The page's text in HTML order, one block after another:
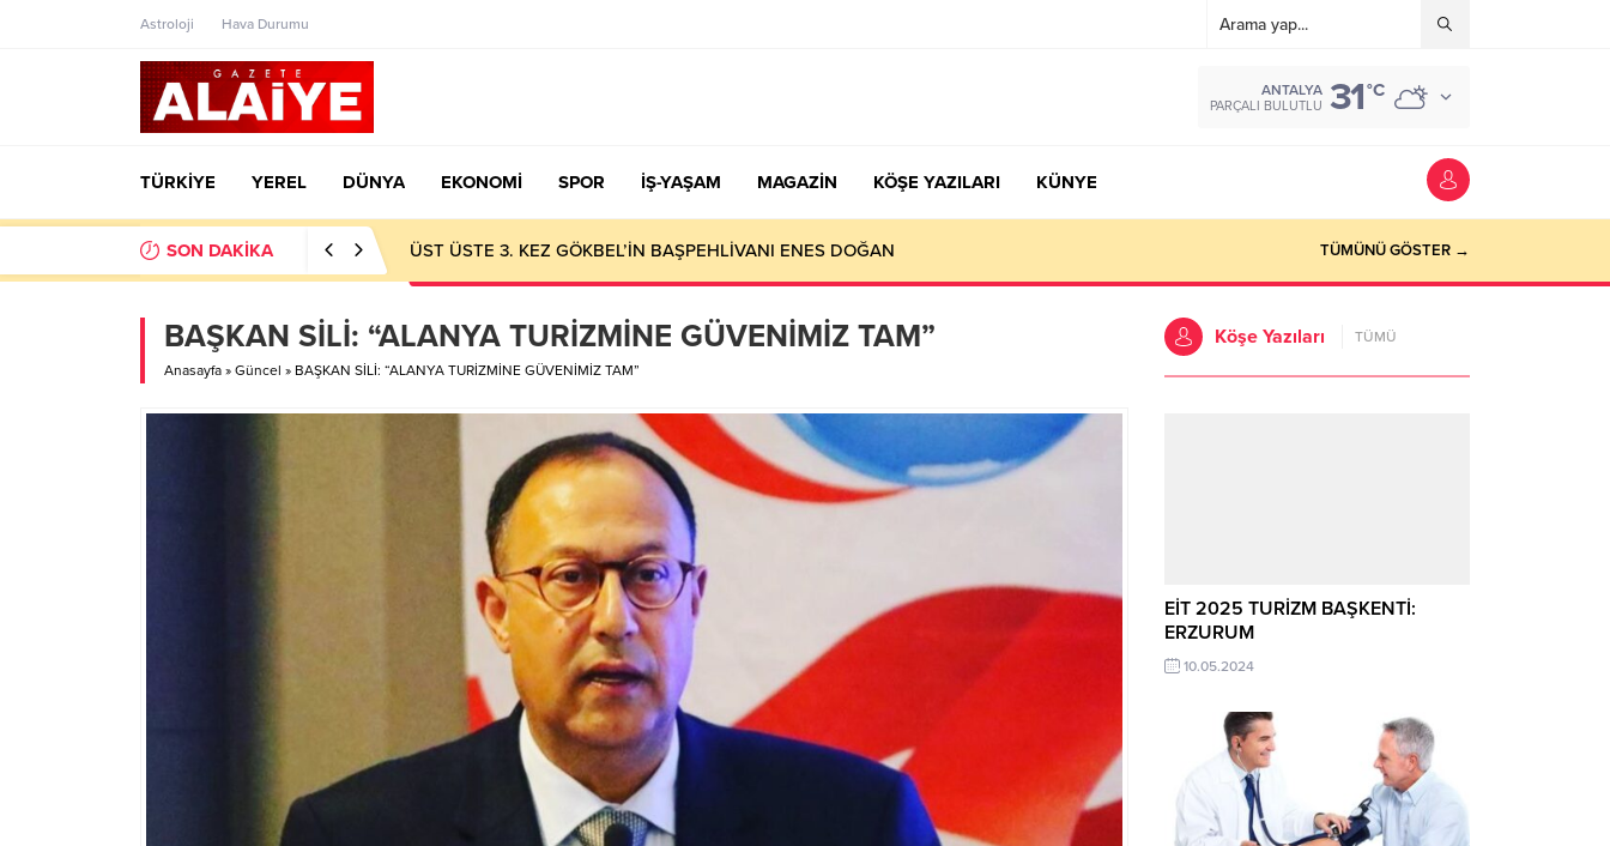
Astroloji Hava Durumu
ANTALYA
PARÇALI BULUTLU 31°C
TÜRKİYE YEREL DÜNYA EKONOMİ SPOR İŞ-YAŞAM MAGAZİN KÖŞE YAZILARI KÜNYE
SON DAKİKA ÜST ÜSTE 3. KEZ GÖKBEL’İN BAŞPEHLİVANI ENES DOĞAN TÜMÜNÜ GÖSTER →
BAŞKAN SİLİ: “ALANYA TURİZMİNE GÜVENİMİZ TAM”
Anasayfa » Güncel » BAŞKAN SİLİ: “ALANYA TURİZMİNE GÜVENİMİZ TAM”
Köşe Yazıları TÜMÜ
EİT 2025 TURİZM BAŞKENTİ:
ERZURUM
10.05.2024